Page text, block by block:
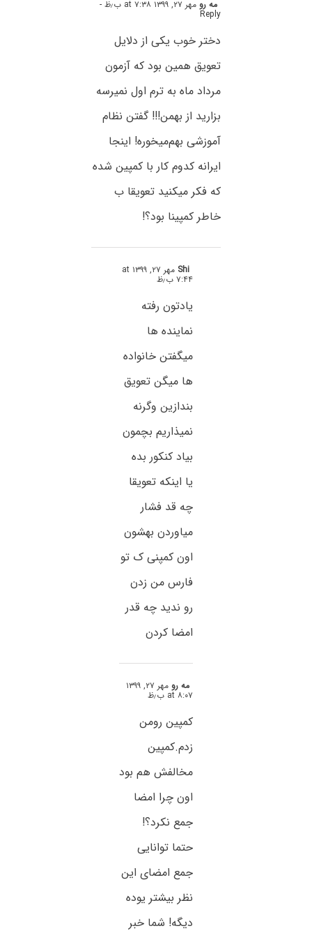
مه رومهر ۲۷, ۱۳۹۹ at ۷:۳۸ ب٫ظ -
Reply
دختر خوب یکی از دلایل
تعویق همین بود که آزمون
مرداد ماه به ترم اول نمیرسه
بزارید از بهمن!!! گفتن نظام
آموزشی بهم‌میخوره! اینجا
ایرانه کدوم کار با کمپین شده
که فکر میکنید تعویقا ب
خاطر کمپینا بود؟!
Shi مهر ۲۷, ۱۳۹۹ at
۷:۴۴ ب٫ظ
یادتون رفته
نماینده ها
میگفتن خانواده
ها میگن تعویق
بندازین وگرنه
نمیذاریم بچمون
بیاد کنکور بده
یا اینکه تعویقا
چه قد فشار
میاوردن بهشون
اون کمپنی ک تو
فارس من زدن
رو ندید چه قدر
امضا کردن
مه رو مهر ۲۷, ۱۳۹۹
at ۸:۰۷ ب٫ظ
کمپین رو‌من
زدم.کمپین
مخالفش هم بود
اون چرا امضا
جمع نکرد؟!
حتما توانایی
جمع امضای این
نظر بیشتر یوده
دیگه! شما خبر